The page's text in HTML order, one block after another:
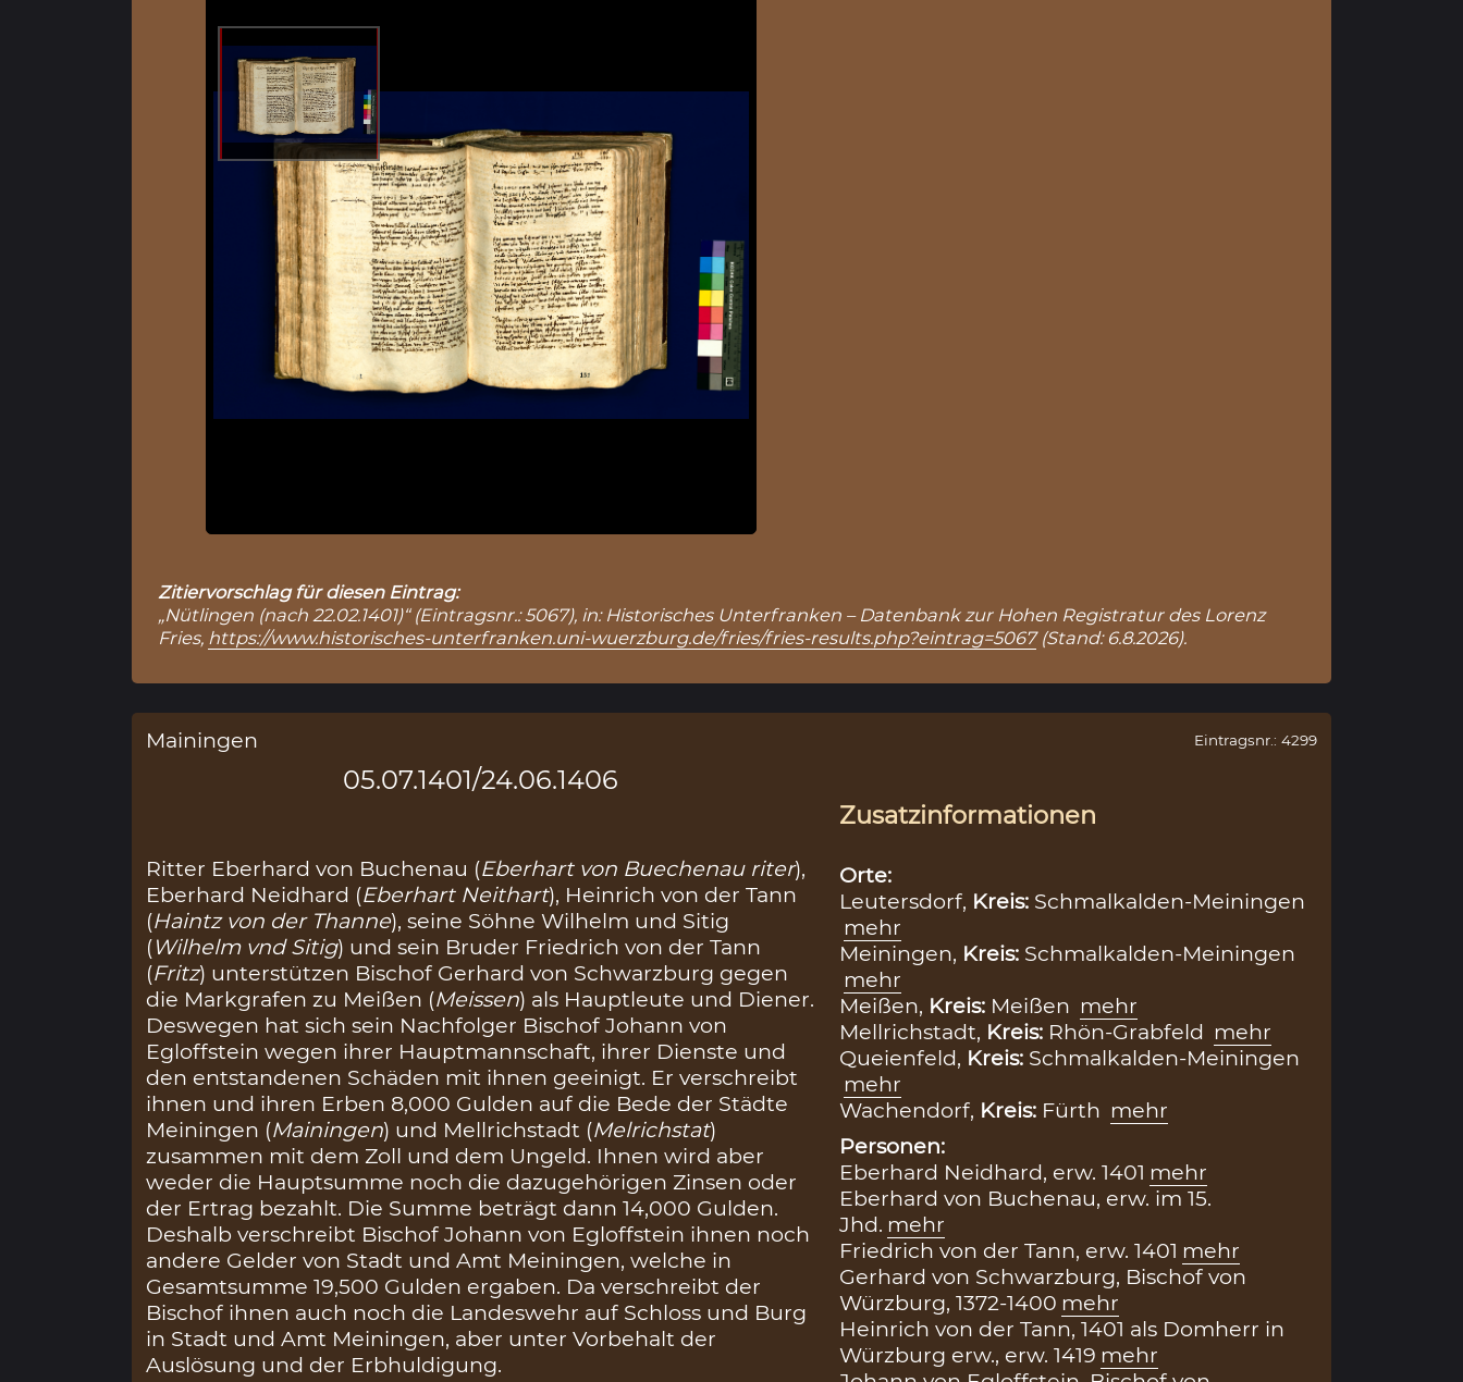
Zitiervorschlag für diesen Eintrag:
„Nütlingen (nach 22.02.1401)“ (Eintragsnr.: 5067), in: Historisches Unterfranken – Datenbank zur Hohen Registratur des Lorenz
Fries, https://www.historisches-unterfranken.uni-wuerzburg.de/fries/fries-results.php?eintrag=5067(Stand: 6.8.2026).
Mainingen
05.07.1401/24.06.1406
Ritter Eberhard von Buchenau (Eberhart von Buechenau riter),
Eberhard Neidhard (Eberhart Neithart), Heinrich von der Tann
(Haintz von der Thanne), seine Söhne Wilhelm und Sitig
(Wilhelm vnd Sitig) und sein Bruder Friedrich von der Tann
(Fritz) unterstützen Bischof Gerhard von Schwarzburg gegen
die Markgrafen zu Meißen (Meissen) als Hauptleute und Diener.
Deswegen hat sich sein Nachfolger Bischof Johann von
Egloffstein wegen ihrer Hauptmannschaft, ihrer Dienste und
den entstandenen Schäden mit ihnen geeinigt. Er verschreibt
ihnen und ihren Erben 8,000 Gulden auf die Bede der Städte
Meiningen (Mainingen) und Mellrichstadt (Melrichstat)
zusammen mit dem Zoll und dem Ungeld. Ihnen wird aber
weder die Hauptsumme noch die dazugehörigen Zinsen oder
der Ertrag bezahlt. Die Summe beträgt dann 14,000 Gulden.
Deshalb verschreibt Bischof Johann von Egloffstein ihnen noch
andere Gelder von Stadt und Amt Meiningen, welche in
Gesamtsumme 19,500 Gulden ergaben. Da verschreibt der
Bischof ihnen auch noch die Landeswehr auf Schloss und Burg
in Stadt und Amt Meiningen, aber unter Vorbehalt der
Auslösung und der Erbhuldigung.
Eintragsnr.: 4299
Zusatzinformationen
Orte:
Leutersdorf, Kreis: Schmalkalden-Meiningen
mehr
Meiningen, Kreis: Schmalkalden-Meiningen
mehr
Meißen, Kreis: Meißen mehr
Mellrichstadt, Kreis: Rhön-Grabfeld mehr
Queienfeld, Kreis: Schmalkalden-Meiningen
mehr
Wachendorf, Kreis: Fürth mehr
Personen:
Eberhard Neidhard, erw. 1401 mehr
Eberhard von Buchenau, erw. im 15.
Jhd. mehr
Friedrich von der Tann, erw. 1401 mehr
Gerhard von Schwarzburg, Bischof von
Würzburg, 1372-1400 mehr
Heinrich von der Tann, 1401 als Domherr in
Würzburg erw., erw. 1419 mehr